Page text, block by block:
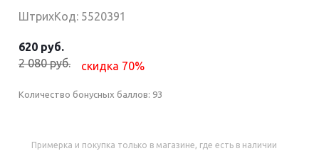
ШтрихКод: 5520391
620 руб.
2 080 руб.
скидка 70%
Количество бонусных баллов: 93
Примерка и покупка только в магазине, где есть в наличии